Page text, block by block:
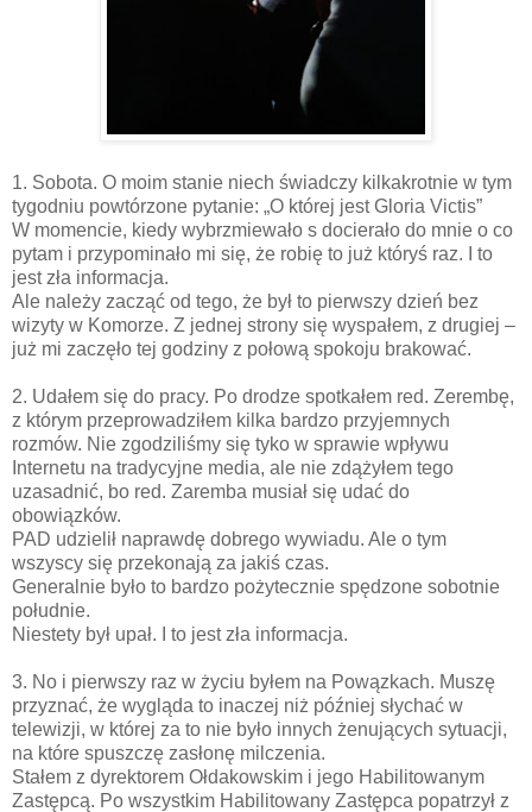
1. Sobota. O moim stanie niech świadczy kilkakrotnie w tym
tygodniu powtórzone pytanie: „O której jest Gloria Victis”
W momencie, kiedy wybrzmiewało s docierało do mnie o co
pytam i przypominało mi się, że robię to już któryś raz. I to
jest zła informacja.
Ale należy zacząć od tego, że był to pierwszy dzień bez
wizyty w Komorze. Z jednej strony się wyspałem, z drugiej –
już mi zaczęło tej godziny z połową spokoju brakować.
2. Udałem się do pracy. Po drodze spotkałem red. Zerembę,
z którym przeprowadziłem kilka bardzo przyjemnych
rozmów. Nie zgodziliśmy się tyko w sprawie wpływu
Internetu na tradycyjne media, ale nie zdążyłem tego
uzasadnić, bo red. Zaremba musiał się udać do
obowiązków.
PAD udzielił naprawdę dobrego wywiadu. Ale o tym
wszyscy się przekonają za jakiś czas.
Generalnie było to bardzo pożytecznie spędzone sobotnie
południe.
Niestety był upał. I to jest zła informacja.
3. No i pierwszy raz w życiu byłem na Powązkach. Muszę
przyznać, że wygląda to inaczej niż później słychać w
telewizji, w której za to nie było innych żenujących sytuacji,
na które spuszczę zasłonę milczenia.
Stałem z dyrektorem Ołdakowskim i jego Habilitowanym
Zastępcą. Po wszystkim Habilitowany Zastępca popatrzył z